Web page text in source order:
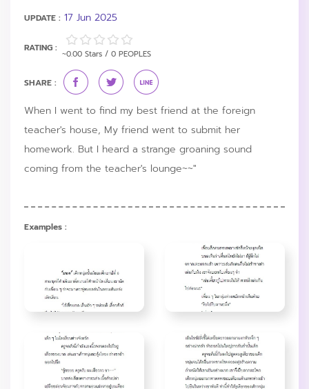
UPDATE : 17 Jun 2025
RATING :
~0.00 Stars / 0 PEOPLES
SHARE :
When I went to find my best friend at the foreign
teacher's house, My friend went to submit her
homework. But I heard a strange groaning sound
coming from the teacher's lounge~~"
Examples :